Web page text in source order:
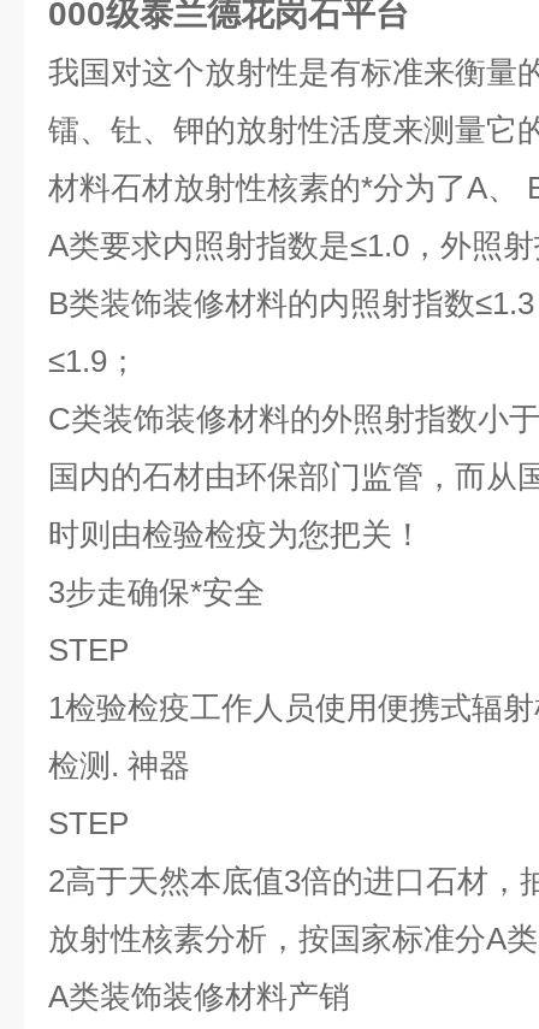
000级泰兰德花岗石平台
我国对这个放射性是有标准来衡量
镭、钍、钾的放射性活度来测量它
材料石材放射性核素的*分为了A、
A类要求内照射指数是≤1.0，外照
B类装饰装修材料的内照射指数
≤1.9；
C类装饰装修材料的外照射指数小
国内的石材由环保部门监管，而从
时则由检验检疫为您把关！
3步走确保*安全
STEP
1检验检疫工作人员使用便携式辐
检测. 神器
STEP
2高于天然本底值3倍的进口石材，
放射性核素分析，按国家标准分A
A类装饰装修材料产销